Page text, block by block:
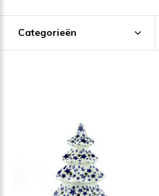
Categorieën